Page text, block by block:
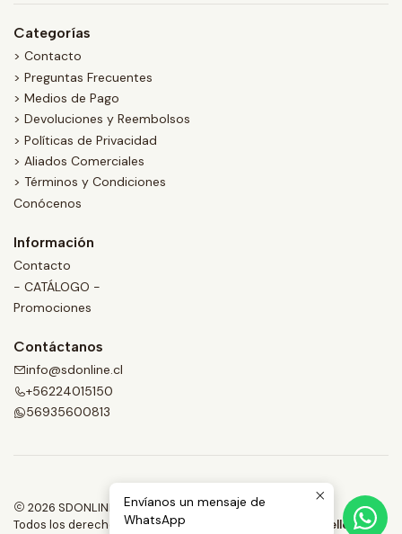
Categorías
> Contacto
> Preguntas Frecuentes
> Medios de Pago
> Devoluciones y Reembolsos
> Políticas de Privacidad
> Aliados Comerciales
> Términos y Condiciones
Conócenos
Información
Contacto
- CATÁLOGO -
Promociones
Contáctanos
info@sdonline.cl
+56224015150
56935600813
2026 SDONLINE.
Todos los derechos reservados.
Desarrollado por Jumpseller.
Envíanos un mensaje de
WhatsApp